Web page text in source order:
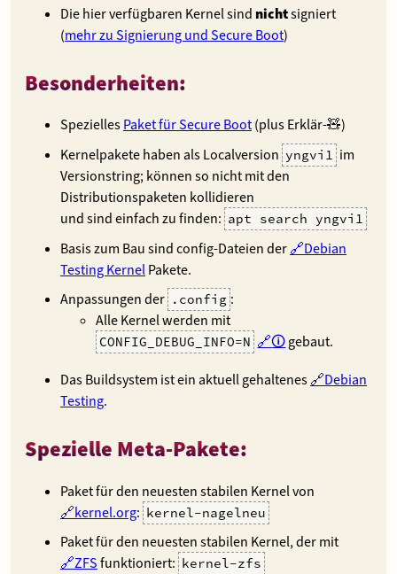
Die hier verfügbaren Kernel sind nichtsigniert
(mehr zu Signierung und Secure Boot)
Besonderheiten:
SpeziellesPaket für Secure Boot(plus Erklär-🧸)
Kernelpakete haben als Localversion yngvi1 im
Versionstring; können so nicht mit den
Distributionspaketen kollidieren
und sind einfach zu finden: apt search yngvi1
Basis zum Bau sind config-Dateien der
Debian
Testing KernelPakete.
Anpassungen der .config :
Alle Kernel werden mit
CONFIG_DEBUG_INFO=N 🛈gebaut.
Das Buildsystem ist ein aktuell gehaltenes
Debian
Testing.
Spezielle Meta-Pakete:
Paket für den neuesten stabilen Kernel von
kernel.org: kernel-nagelneu
Paket für den neuesten stabilen Kernel, der mit
ZFSfunktioniert: kernel-zfs